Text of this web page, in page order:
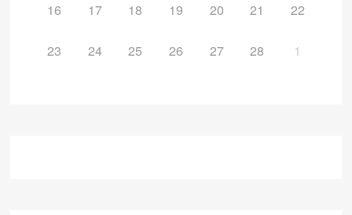
16 17 18 19 20 21 22
23 24 25 26 27 28 1